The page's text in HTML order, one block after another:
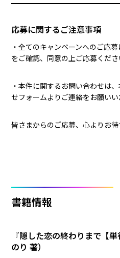
応募に関するご注意事項
・全てのキャンペーンへのご応
をご確認、同意の上ご応募くださ
・本件に関するお問い合わせは
せフォームよりご連絡をお願いい
皆さまからのご応募、心よりお待
書籍情報
『隠した恋の終わりまで【
のり 著）